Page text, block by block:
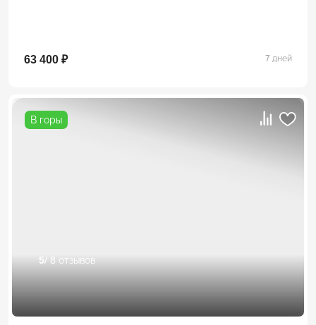
63 400 ₽ 7 дней
В горы
5/ 8 отзывов